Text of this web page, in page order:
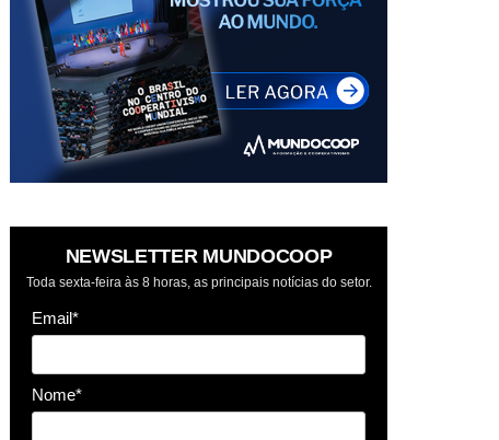
NEWSLETTER MUNDOCOOP
Toda sexta-feira às 8 horas, as principais notícias do setor.
Email*
Nome*